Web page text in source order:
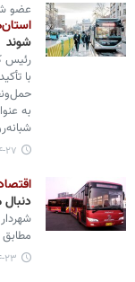
عضو
شوند
رئیس
با
به